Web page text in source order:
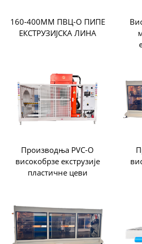
160-400ММ ПВЦ-О ПИПЕ
ЕКСТРУЗИЈСКА ЛИНА
Производња PVC-O
високобрзе екструзије
пластичне цеви